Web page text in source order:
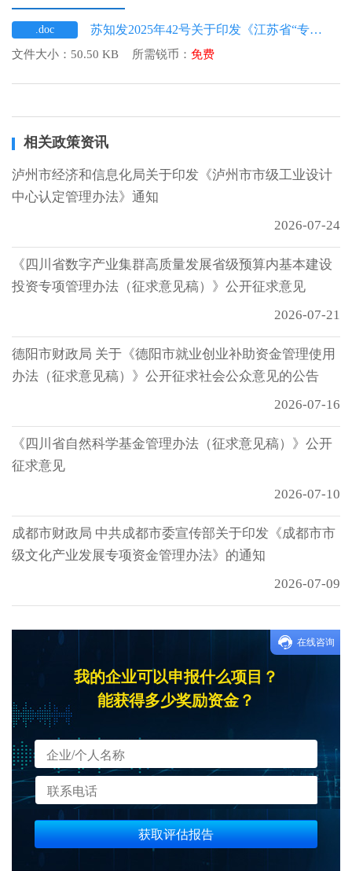
.doc 苏知发2025年42号关于印发《江苏省“专利产业化+认股权”工作方案》.doc
文件大小： 50.50 KB 所需锐币： 免费
相关政策资讯
泸州市经济和信息化局关于印发《泸州市市级工业设计
中心认定管理办法》通知
2026-07-24
《四川省数字产业集群高质量发展省级预算内基本建设
投资专项管理办法（征求意见稿）》公开征求意见
2026-07-21
德阳市财政局 关于《德阳市就业创业补助资金管理使用
办法（征求意见稿）》公开征求社会公众意见的公告
2026-07-16
《四川省自然科学基金管理办法（征求意见稿）》公开
征求意见
2026-07-10
成都市财政局 中共成都市委宣传部关于印发《成都市市
级文化产业发展专项资金管理办法》的通知
2026-07-09
我的企业可以申报什么项目？
能获得多少奖励资金？
获取评估报告
在线咨询